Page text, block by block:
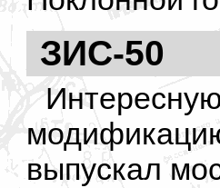
ЗИС-50
выпускал